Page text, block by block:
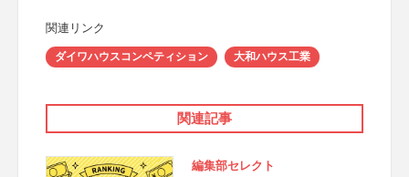
関連リンク
ダイワハウスコンペティション 大和ハウス工業
関連記事
編集部セレクト